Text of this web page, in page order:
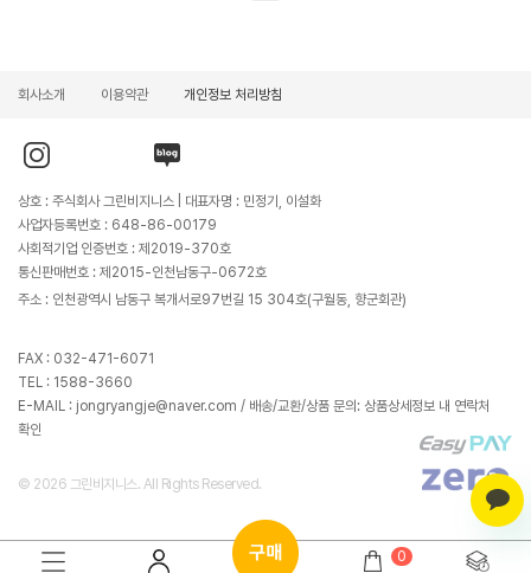
회사소개 이용약관 개인정보 처리방침
인
스
그
램
바
로
가
바
로
가
기
블
로
바
로
가
기
상호 : 주식회사 그린비지니스 | 대표자명 : 민정기, 이설화
사업자등록번호 : 648-86-00179
사회적기업 인증번호 : 제2019-370호
통신판매번호 : 제2015-인천남동구-0672호
주소 : 인천광역시 남동구 복개서로97번길 15 304호(구월동, 향군회관)
FAX : 032-471-6071
TEL : 1588-3660
E-MAIL : jongryangje@naver.com / 배송/교환/상품 문의: 상품상세정보 내 연락처
확인
© 2026 그린비지니스. All Rights Reserved.
구 0